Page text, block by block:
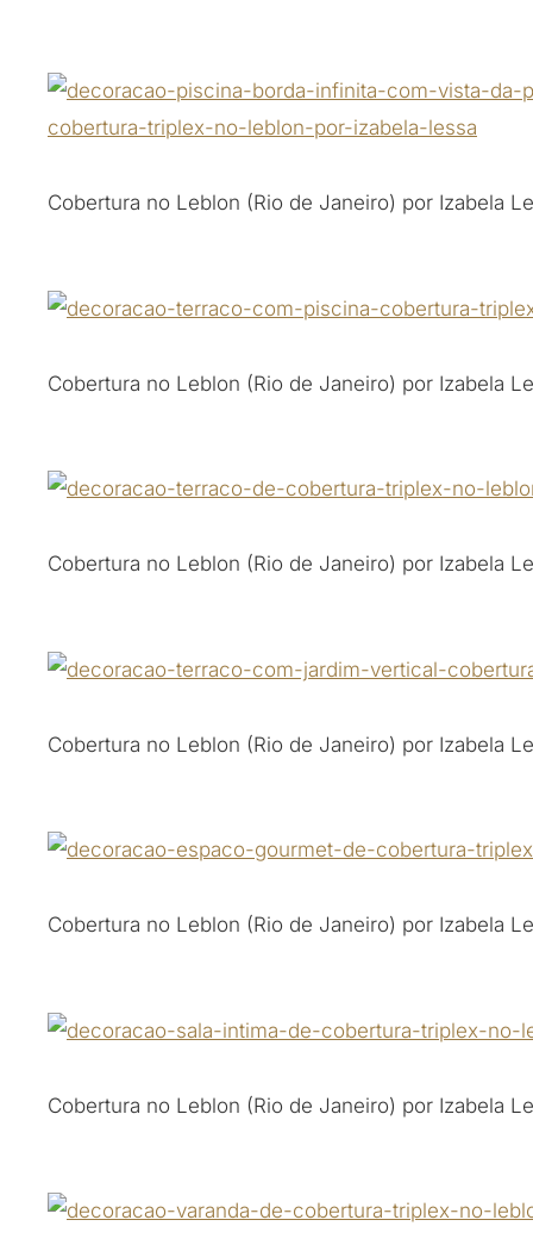
Cobertura no Leblon (Rio de Janeiro) por Izabela
Cobertura no Leblon (Rio de Janeiro) por Izabela
Cobertura no Leblon (Rio de Janeiro) por Izabela
Cobertura no Leblon (Rio de Janeiro) por Izabela
Cobertura no Leblon (Rio de Janeiro) por Izabela
Cobertura no Leblon (Rio de Janeiro) por Izabela